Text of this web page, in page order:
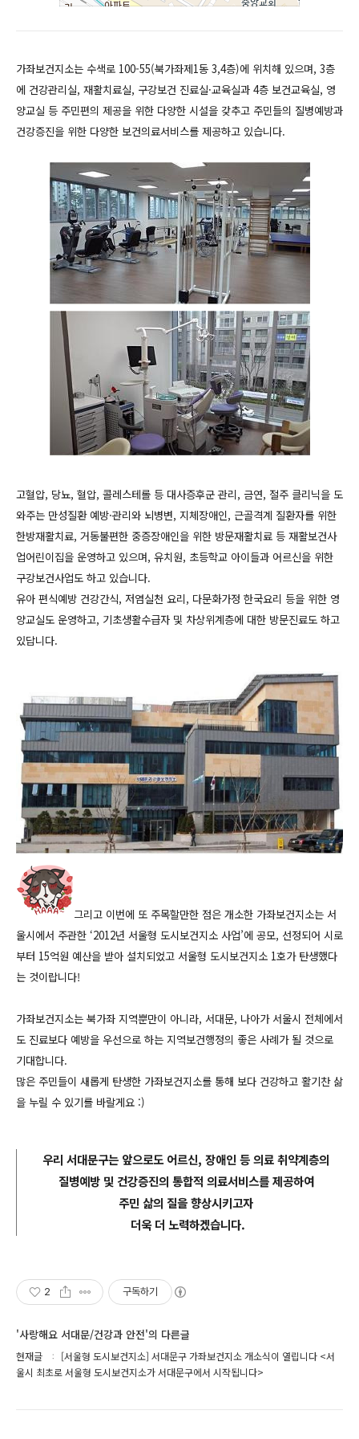
가좌보건지소는 수색로 100-55(북가좌제1동 3,4층)에 위치해 있으며, 3층
에 건강관리실, 재활치료실, 구강보건 진료실·교육실과 4층 보건교육실, 영
양교실 등 주민편의 제공을 위한 다양한 시설을 갖추고 주민들의 질병예방과
건강증진을 위한 다양한 보건의료서비스를 제공하고 있습니다.
고혈압, 당뇨, 혈압, 콜레스테롤 등 대사증후군 관리, 금연, 절주 클리닉을 도
와주는 만성질환 예방·관리와 뇌병변, 지체장애인, 근골격계 질환자를 위한
한방재활치료, 거동불편한 중증장애인을 위한 방문재활치료 등 재활보건사
업어린이집을 운영하고 있으며, 유치원, 초등학교 아이들과 어르신을 위한
구강보건사업도 하고 있습니다.
유아 편식예방 건강간식, 저염실천 요리, 다문화가정 한국요리 등을 위한 영
양교실도 운영하고, 기초생활수급자 및 차상위계층에 대한 방문진료도 하고
있답니다.
그리고 이번에 또 주목할만한 점은 개소한 가좌보건지소는 서
울시에서 주관한 ‘2012년 서울형 도시보건지소 사업’에 공모, 선정되어 시로
부터 15억원 예산을 받아 설치되었고 서울형 도시보건지소 1호가 탄생했다
는 것이랍니다!
가좌보건지소는 북가좌 지역뿐만이 아니라, 서대문, 나아가 서울시 전체에서
도 진료보다 예방을 우선으로 하는 지역보건행정의 좋은 사례가 될 것으로
기대합니다.
많은 주민들이 새롭게 탄생한 가좌보건지소를 통해 보다 건강하고 활기찬 삶
을 누릴 수 있기를 바랄게요 :)
우리 서대문구는 앞으로도어르신, 장애인 등 의료 취약계층의
질병예방 및 건강증진의 통합적 의료서비스를 제공하여
주민 삶의 질을 향상시키고자
더욱 더 노력하겠습니다.
2 구독하기
'사랑해요 서대문/건강과 안전'의 다른글
현재글
[서울형 도시보건지소] 서대문구 가좌보건지소 개소식이 열립니다 <서
울시 최초로 서울형 도시보건지소가 서대문구에서 시작됩니다>